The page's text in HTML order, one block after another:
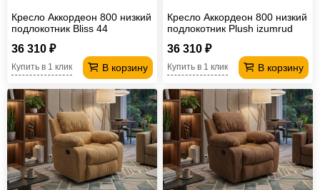
Кресло Аккордеон 800 низкий
подлокотник Вliss 44
36 310 ₽
В корзину
Купить в 1 клик
Кресло Аккордеон 800 низкий
подлокотник Plush izumrud
36 310 ₽
В корзину
Купить в 1 клик